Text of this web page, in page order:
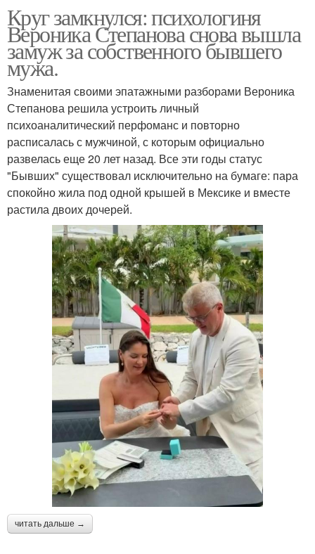
Круг замкнулся: психологиня
Вероника Степанова снова вышла
замуж за собственного бывшего
мужа.
Знаменитая своими эпатажными разборами Вероника
Степанова решила устроить личный
психоаналитический перфоманс и повторно
расписалась с мужчиной, с которым официально
развелась еще 20 лет назад. Все эти годы статус
"Бывших" существовал исключительно на бумаге: пара
спокойно жила под одной крышей в Мексике и вместе
растила двоих дочерей.
читать дальше →